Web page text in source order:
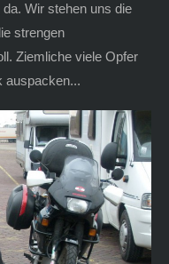
Wir stehen uns die
strengen
Ziemliche viele Opfer
auspacken...